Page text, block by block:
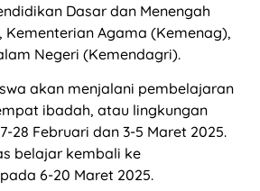
Dasar dan Menengah
Agama (Kemenag),
Negeri (Kemendagri).
akan menjalani pembelajaran
ibadah, atau lingkungan
28 Februari dan 3-5 Maret 2025.
belajar kembali ke
6-20 Maret 2025.